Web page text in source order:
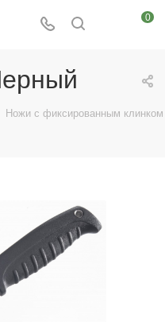
0
Ножи с фиксированным клинком